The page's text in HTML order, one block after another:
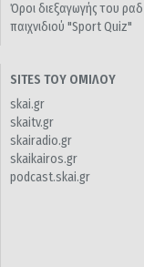
Όροι διεξαγωγής του
παιχνιδιού "Sport Quiz"
SITES ΤΟΥ ΟΜΙΛΟΥ
skai.gr
skaitv.gr
skairadio.gr
skaikairos.gr
podcast.skai.gr